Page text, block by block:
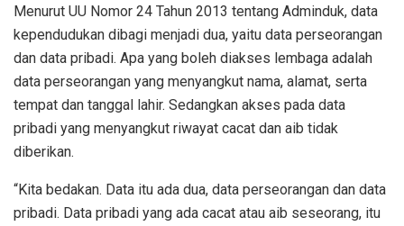
Menurut UU Nomor 24 Tahun 2013 tentang Adminduk, data
kependudukan dibagi menjadi dua, yaitu data perseorangan
dan data pribadi. Apa yang boleh diakses lembaga adalah
data perseorangan yang menyangkut nama, alamat, serta
tempat dan tanggal lahir. Sedangkan akses pada data
pribadi yang menyangkut riwayat cacat dan aib tidak
diberikan.
“Kita bedakan. Data itu ada dua, data perseorangan dan data
pribadi. Data pribadi yang ada cacat atau aib seseorang, itu